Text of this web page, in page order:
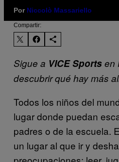
Por Niccolò Massariello
Compartir:
Sigue a VICE Sportsen
descubrir qué hay más
Todos los niños del
lugar donde puedan
padres o de la escuela.
un lugar al que ir y